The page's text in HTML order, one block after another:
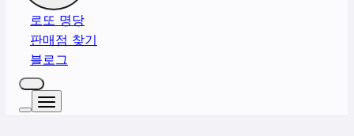
로또 명당
판매점 찾기
블로그